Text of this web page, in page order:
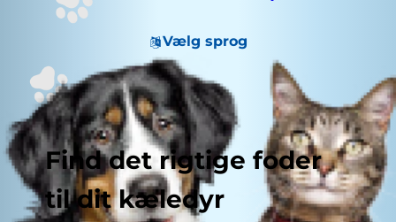
Vælg sprog
Find det rigtige foder
til dit kæledyr